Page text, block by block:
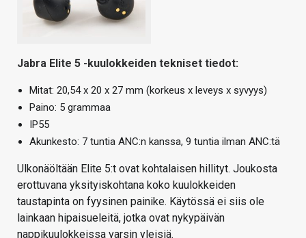
Jabra Elite 5 -kuulokkeiden tekniset tiedot:
Mitat: 20,54 x 20 x 27 mm (korkeus x leveys x syvyys)
Paino: 5 grammaa
IP55
Akunkesto: 7 tuntia ANC:n kanssa, 9 tuntia ilman ANC:tä
Ulkonäöltään Elite 5:t ovat kohtalaisen hillityt. Joukosta
erottuvana yksityiskohtana koko kuulokkeiden
taustapinta on fyysinen painike. Käytössä ei siis ole
lainkaan hipaisueleitä, jotka ovat nykypäivän
nappikuulokkeissa varsin yleisiä.